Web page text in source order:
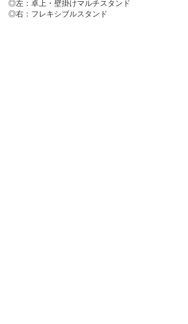
◎左：卓上・壁掛けマルチスタンド
◎右：フレキシブルスタンド